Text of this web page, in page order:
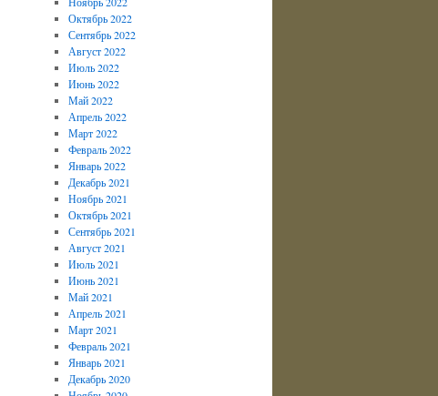
Октябрь 2022
Сентябрь 2022
Август 2022
Июль 2022
Июнь 2022
Май 2022
Апрель 2022
Март 2022
Февраль 2022
Январь 2022
Декабрь 2021
Ноябрь 2021
Октябрь 2021
Сентябрь 2021
Август 2021
Июль 2021
Июнь 2021
Май 2021
Апрель 2021
Март 2021
Февраль 2021
Январь 2021
Декабрь 2020